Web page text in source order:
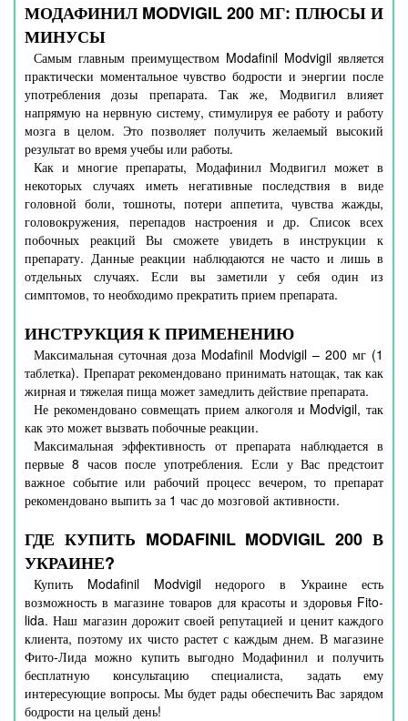
МОДАФИНИЛ MODVIGIL 200 МГ: ПЛЮСЫ И
МИНУСЫ
Самым главным преимуществом Modafinil Modvigil является
практически моментальное чувство бодрости и энергии после
употребления дозы препарата. Так же, Модвигил влияет
напрямую на нервную систему, стимулируя ее работу и работу
мозга в целом. Это позволяет получить желаемый высокий
результат во время учебы или работы.
Как и многие препараты, Модафинил Модвигил может в
некоторых случаях иметь негативные последствия в виде
головной боли, тошноты, потери аппетита, чувства жажды,
головокружения, перепадов настроения и др. Список всех
побочных реакций Вы сможете увидеть в инструкции к
препарату. Данные реакции наблюдаются не часто и лишь в
отдельных случаях. Если вы заметили у себя один из
симптомов, то необходимо прекратить прием препарата.
ИНСТРУКЦИЯ К ПРИМЕНЕНИЮ
Максимальная суточная доза Modafinil Modvigil – 200 мг (1
таблетка). Препарат рекомендовано принимать натощак, так как
жирная и тяжелая пища может замедлить действие препарата.
Не рекомендовано совмещать прием алкоголя и Modvigil, так
как это может вызвать побочные реакции.
Максимальная эффективность от препарата наблюдается в
первые 8 часов после употребления. Если у Вас предстоит
важное событие или рабочий процесс вечером, то препарат
рекомендовано выпить за 1 час до мозговой активности.
ГДЕ КУПИТЬ MODAFINIL MODVIGIL 200 В
УКРАИНЕ?
Купить Modafinil Modvigil недорого в Украине есть
возможность в магазине товаров для красоты и здоровья Fito-
lida. Наш магазин дорожит своей репутацией и ценит каждого
клиента, поэтому их чисто растет с каждым днем. В магазине
Фито-Лида можно купить выгодно Модафинил и получить
бесплатную консультацию специалиста, задать ему
интересующие вопросы. Мы будет рады обеспечить Вас зарядом
бодрости на целый день!